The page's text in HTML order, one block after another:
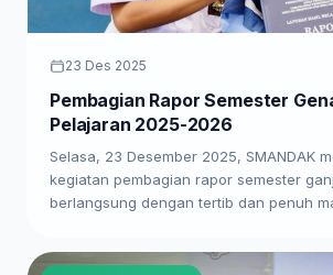
23 Des 2025
Pembagian Rapor Semester
Pelajaran 2025-2026
Selasa, 23 Desember 2025, SMANDAK
kegiatan pembagian rapor semester
berlangsung dengan tertib dan penuh